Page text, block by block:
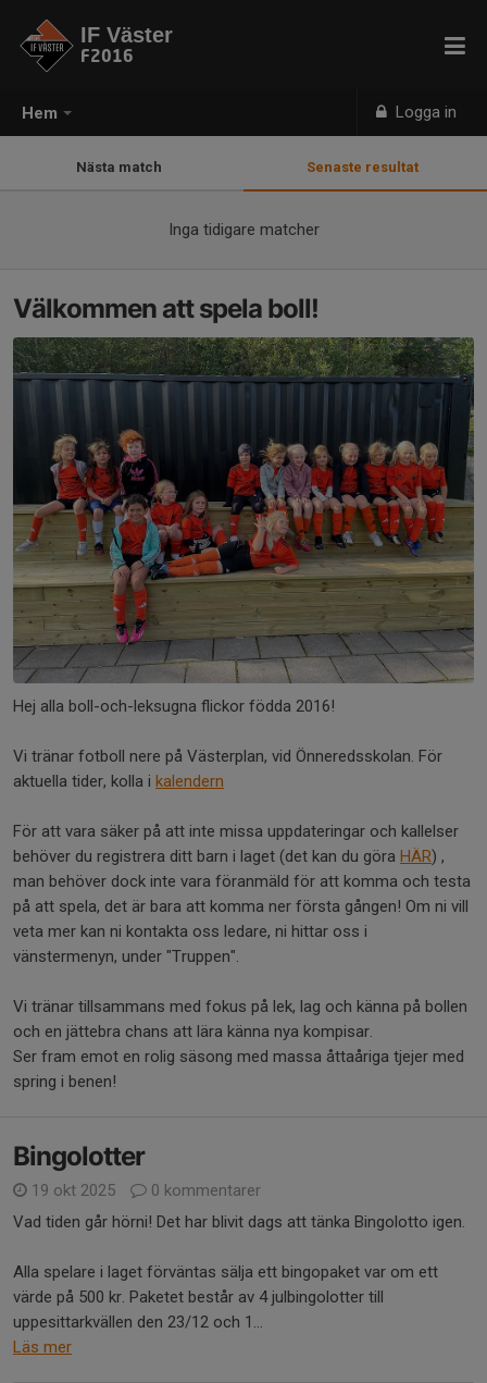
Hem Logga in
IF Väster
F2016
Nästa match Senaste resultat
Inga tidigare matcher
Välkommen att spela boll!
Hej alla boll-och-leksugna flickor födda 2016!
Vi tränar fotboll nere på Västerplan, vid Önneredsskolan. För
aktuella tider, kolla i kalendern
För att vara säker på att inte missa uppdateringar och kallelser
behöver du registrera ditt barn i laget (det kan du göra HÄR) ,
man behöver dock inte vara föranmäld för att komma och testa
på att spela, det är bara att komma ner första gången! Om ni vill
veta mer kan ni kontakta oss ledare, ni hittar oss i
vänstermenyn, under "Truppen".
Vi tränar tillsammans med fokus på lek, lag och känna på bollen
och en jättebra chans att lära känna nya kompisar.
Ser fram emot en rolig säsong med massa åttaåriga tjejer med
spring i benen!
Bingolotter
19 okt 2025
0 kommentarer
Vad tiden går hörni! Det har blivit dags att tänka Bingolotto igen.
Alla spelare i laget förväntas sälja ett bingopaket var om ett
värde på 500 kr. Paketet består av 4 julbingolotter till
uppesittarkvällen den 23/12 och 1...
Läs mer